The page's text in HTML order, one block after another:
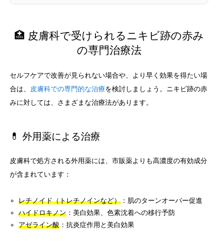
🏥 皮膚科で受けられるニキビ跡の赤み
の専門治療法
セルフケアで改善が見られない場合や、より早く効果を得たい場
合は、
皮膚科での専門的な治療を検討しましょう。ニキビ跡の赤
みに対しては、さまざまな治療法があります。
💊 外用薬による治療
皮膚科で処方される外用薬には、市販薬よりも高濃度の有効成分
が含まれています：
レチノイド（トレチノインなど） ：肌のターンオーバー促進
ハイドロキノン ：美白効果、色素沈着への移行予防
アゼライン酸 ：抗炎症作用と美白効果